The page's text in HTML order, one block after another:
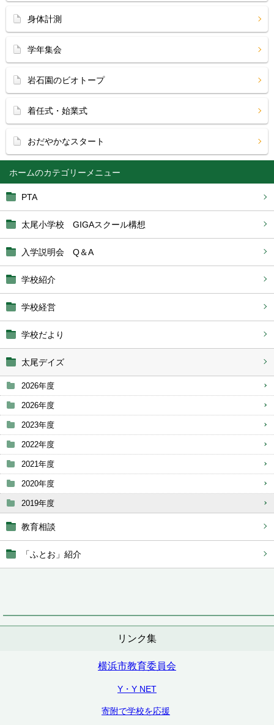
ホーム
PTA
太尾小学校 GIGAスクール構想
入学説明会 Q＆A
学校紹介
学校経営
学校だより
太尾デイズ
2026年度
2026年度
2023年度
2022年度
2021年度
2020年度
2019年度
教育相談
「ふとお」紹介
リンク集
横浜市教育委員会
Y・Y NET
寄附で学校を応援
身体計測
学年集会
岩石園のビオトープ
着任式・始業式
おだやかなスタート